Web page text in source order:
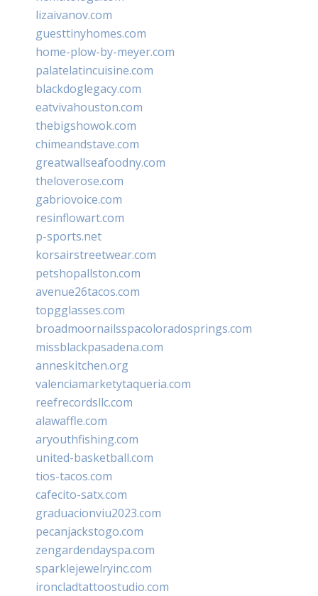
lizaivanov.com
guesttinyhomes.com
home-plow-by-meyer.com
palatelatincuisine.com
blackdoglegacy.com
eatvivahouston.com
thebigshowok.com
chimeandstave.com
greatwallseafoodny.com
theloverose.com
gabriovoice.com
resinflowart.com
p-sports.net
korsairstreetwear.com
petshopallston.com
avenue26tacos.com
topgglasses.com
broadmoornailsspacoloradosprings.com
missblackpasadena.com
anneskitchen.org
valenciamarketytaqueria.com
reefrecordsllc.com
alawaffle.com
aryouthfishing.com
united-basketball.com
tios-tacos.com
cafecito-satx.com
graduacionviu2023.com
pecanjackstogo.com
zengardendayspa.com
sparklejewelryinc.com
ironcladtattoostudio.com